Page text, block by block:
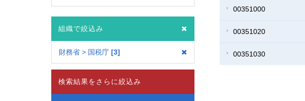
組織で絞込み
財務省 > 国税庁 3
00351000
00351020
00351030
検索結果をさらに絞込み